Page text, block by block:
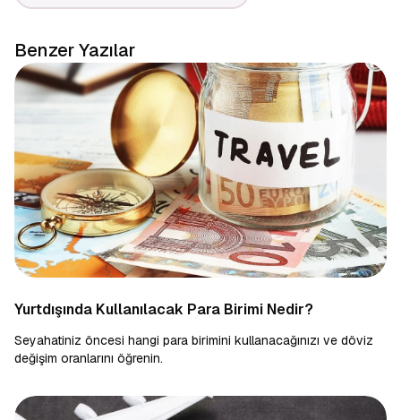
Benzer Yazılar
Yurtdışında Kullanılacak Para Birimi Nedir?
Seyahatiniz öncesi hangi para birimini kullanacağınızı ve döviz
değişim oranlarını öğrenin.